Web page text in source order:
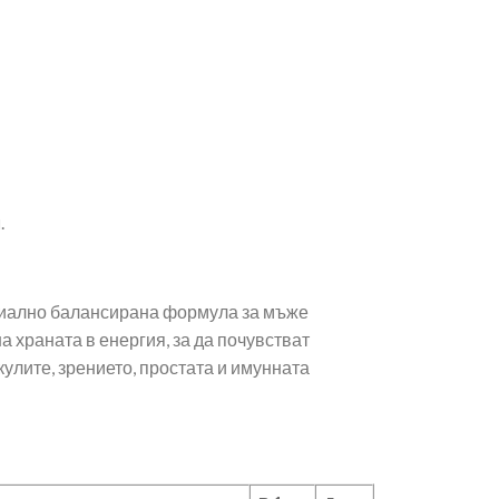
балансирана формула за мъже
в енергия, за да почувстват
зрението, простата и имунната